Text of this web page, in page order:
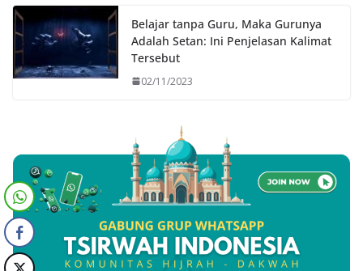
Belajar tanpa Guru, Maka Gurunya
Adalah Setan: Ini Penjelasan Kalimat
Tersebut
02/11/2023